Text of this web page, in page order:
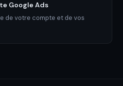
Google Ads
de votre compte et de vos